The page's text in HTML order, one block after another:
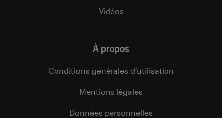
Vidéos
À propos
Conditions générales d’utilisation
Mentions légales
Données personnelles